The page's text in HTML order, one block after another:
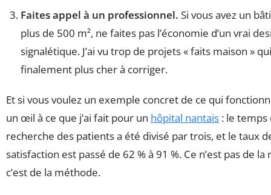
Faites appel à un professionnel. Si vous avez un
plus de 500 m², ne faites pas l’économie d’un vrai
signalétique. J’ai vu trop de projets « faits maison »
finalement plus cher à corriger.
Et si vous voulez un exemple concret de ce qui
un œil à ce que j’ai fait pour un hôpital nantais : le temps
recherche des patients a été divisé par trois, et le taux
satisfaction est passé de 62 % à 91 %. Ce n’est pas de la
c’est de la méthode.